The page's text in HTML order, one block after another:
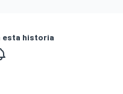
esta historia